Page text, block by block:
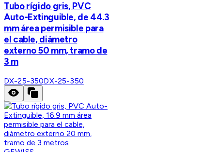
Tubo rígido gris, PVC
Auto-Extinguible, de 44.3
mm área permisible para
el cable, diámetro
externo 50 mm, tramo de
3 m
DX-25-350DX-25-350